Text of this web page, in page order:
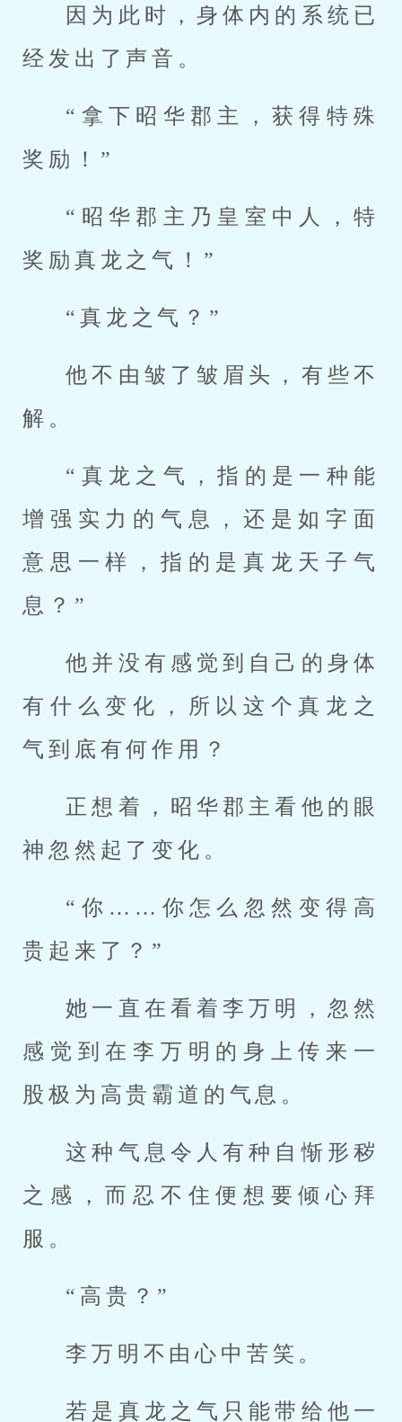
因为此时，身体内的系统已
经发出了声音。
“拿下昭华郡主，获得特殊
奖励！”
“昭华郡主乃皇室中人，特
奖励真龙之气！”
“真龙之气？”
他不由皱了皱眉头，有些不
解。
“真龙之气，指的是一种能
增强实力的气息，还是如字面
意思一样，指的是真龙天子气
息？”
他并没有感觉到自己的身体
有什么变化，所以这个真龙之
气到底有何作用？
正想着，昭华郡主看他的眼
神忽然起了变化。
“你……你怎么忽然变得高
贵起来了？”
她一直在看着李万明，忽然
感觉到在李万明的身上传来一
股极为高贵霸道的气息。
这种气息令人有种自惭形秽
之感，而忍不住便想要倾心拜
服。
“高贵？”
李万明不由心中苦笑。
若是真龙之气只能带给他一